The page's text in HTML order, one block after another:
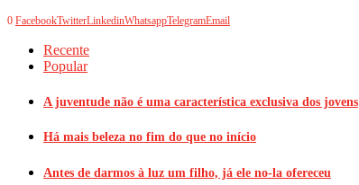
0 FacebookTwitterLinkedinWhatsappTelegramEmail
Recente
Popular
A juventude não é uma característica exclusiva dos jovens
Há mais beleza no fim do que no início
Antes de darmos à luz um filho, já ele no-la ofereceu